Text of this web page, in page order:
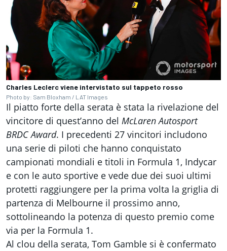
Charles Leclerc viene intervistato sul tappeto rosso
Photo by: Sam Bloxham / LAT Images
Il piatto forte della serata è stata la rivelazione del
vincitore di quest’anno del McLaren Autosport
BRDC Award. I precedenti 27 vincitori includono
una serie di piloti che hanno conquistato
campionati mondiali e titoli in Formula 1, Indycar
e con le auto sportive e vede due dei suoi ultimi
protetti raggiungere per la prima volta la griglia di
partenza di Melbourne il prossimo anno,
sottolineando la potenza di questo premio come
via per la Formula 1.
Al clou della serata, Tom Gamble si è confermato